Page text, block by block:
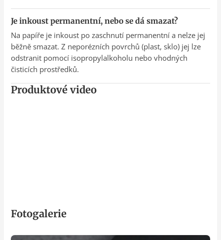
Je inkoust permanentní, nebo se dá smazat?
Na papíře je inkoust po zaschnutí permanentní a nelze jej
běžně smazat. Z neporézních povrchů (plast, sklo) jej lze
odstranit pomocí isopropylalkoholu nebo vhodných
čisticích prostředků.
Produktové video
Fotogalerie